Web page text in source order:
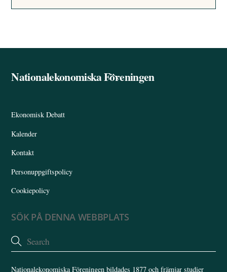
Back
Nationalekonomiska Föreningen
Ekonomisk Debatt
Kalender
Kontakt
Personuppgiftspolicy
Cookiepolicy
SÖK PÅ DENNA WEBBPLATS
Nationalekonomiska Föreningen bildades 1877 och främjar studier